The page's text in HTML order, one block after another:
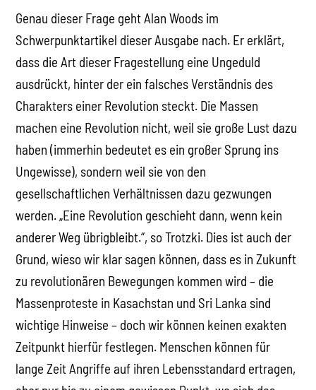
Genau dieser Frage geht Alan Woods im
Schwerpunktartikel dieser Ausgabe nach. Er erklärt,
dass die Art dieser Fragestellung eine Ungeduld
ausdrückt, hinter der ein falsches Verständnis des
Charakters einer Revolution steckt. Die Massen
machen eine Revolution nicht, weil sie große Lust dazu
haben (immerhin bedeutet es ein großer Sprung ins
Ungewisse), sondern weil sie von den
gesellschaftlichen Verhältnissen dazu gezwungen
werden. „Eine Revolution geschieht dann, wenn kein
anderer Weg übrigbleibt.“, so Trotzki. Dies ist auch der
Grund, wieso wir klar sagen können, dass es in Zukunft
zu revolutionären Bewegungen kommen wird – die
Massenproteste in Kasachstan und Sri Lanka sind
wichtige Hinweise – doch wir können keinen exakten
Zeitpunkt hierfür festlegen. Menschen können für
lange Zeit Angriffe auf ihren Lebensstandard ertragen,